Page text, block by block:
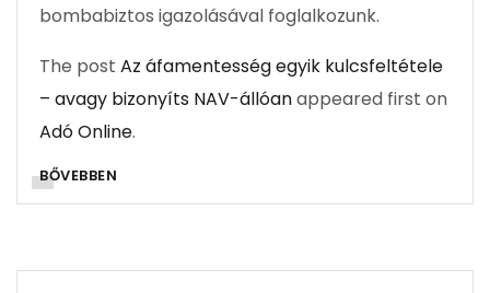
bombabiztos igazolásával foglalkozunk.
The post Az áfamentesség egyik kulcsfeltétele
– avagy bizonyíts NAV-állóanappeared first on
Adó Online.
BŐVEBBEN